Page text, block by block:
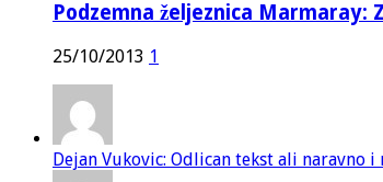
Podzemna željeznica
25/10/2013 1
Dejan Vukovic: Odlican tekst ali naravno